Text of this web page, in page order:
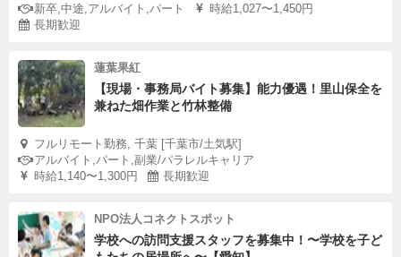
新卒,中途,アルバイト,パート
時給1,027〜1,450円
長期歓迎
蓮葉果紅
【現場・事務局バイト募集】能力優遇！里山保全を
兼ねた畑作業と竹林整備
フルリモート勤務, 千葉 [千葉市/土気駅]
アルバイト,パート,副業/パラレルキャリア
時給1,140〜1,300円
長期歓迎
NPO法人コネクトスポット
学校への訪問支援スタッフを募集中！〜学校を子ど